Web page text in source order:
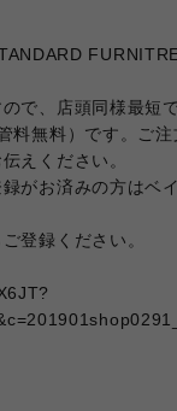
で、店頭同様最短
料無料）です。ご
えください。
がお済みの方はベ
登録ください。